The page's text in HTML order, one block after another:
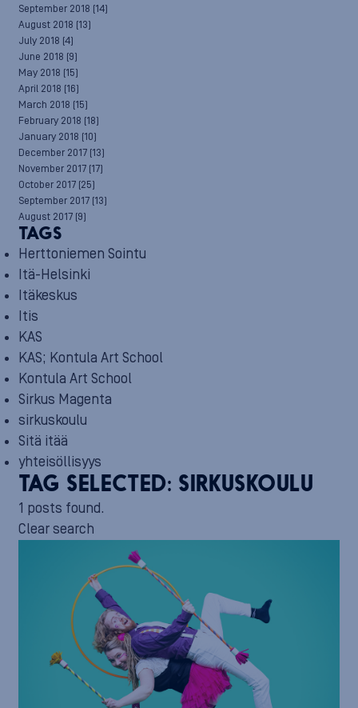
September 2018 (14)
August 2018 (13)
July 2018 (4)
June 2018 (9)
May 2018 (15)
April 2018 (16)
March 2018 (15)
February 2018 (18)
January 2018 (10)
December 2017 (13)
November 2017 (17)
October 2017 (25)
September 2017 (13)
August 2017 (9)
TAGS
Herttoniemen Sointu
Itä-Helsinki
Itäkeskus
Itis
KAS
KAS; Kontula Art School
Kontula Art School
Sirkus Magenta
sirkuskoulu
Sitä itää
yhteisöllisyys
TAG SELECTED: SIRKUSKOULU
1 posts found.
Clear search